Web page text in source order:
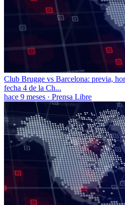
Club Brugge vs Barcelona: previa,
fecha 4 de la Ch...
hace 9 meses · Prensa Libre